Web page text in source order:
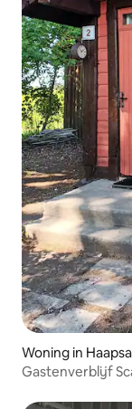
Woning in
Gastenverblijf